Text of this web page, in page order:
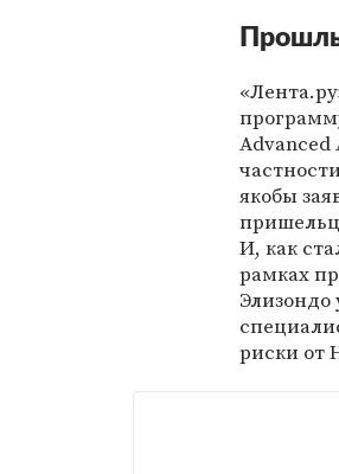
Advanced
якобы
И, как
рамках
риски от